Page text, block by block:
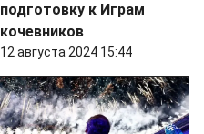
подготовку к Играм
кочевников
12 августа 2024 15:44